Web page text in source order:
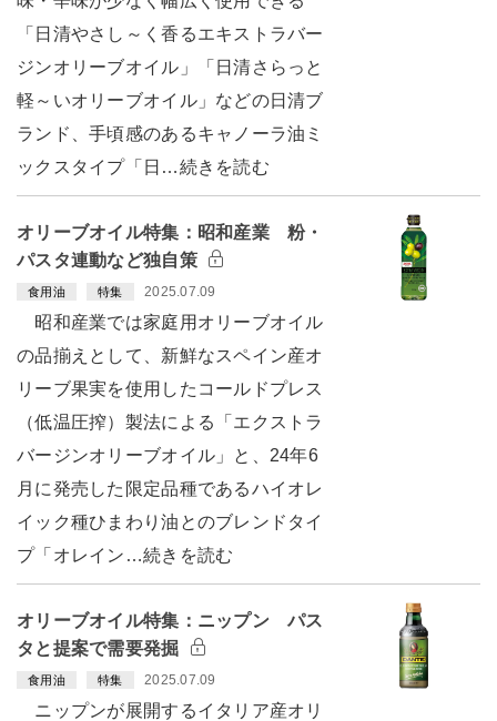
「日清やさし～く香るエキストラバー
ジンオリーブオイル」「日清さらっと
軽～いオリーブオイル」などの日清ブ
ランド、手頃感のあるキャノーラ油ミ
ックスタイプ「日…続きを読む
オリーブオイル特集：昭和産業 粉・
パスタ連動など独自策
食用油 特集 2025.07.09
昭和産業では家庭用オリーブオイル
の品揃えとして、新鮮なスペイン産オ
リーブ果実を使用したコールドプレス
（低温圧搾）製法による「エクストラ
バージンオリーブオイル」と、24年6
月に発売した限定品種であるハイオレ
イック種ひまわり油とのブレンドタイ
プ「オレイン…続きを読む
オリーブオイル特集：ニップン パス
タと提案で需要発掘
食用油 特集 2025.07.09
ニップンが展開するイタリア産オリ